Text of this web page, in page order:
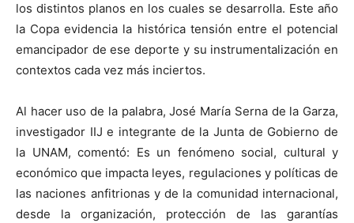
los distintos planos en los cuales se desarrolla. Este año
la Copa evidencia la histórica tensión entre el potencial
emancipador de ese deporte y su instrumentalización en
contextos cada vez más inciertos.
Al hacer uso de la palabra, José María Serna de la Garza,
investigador IIJ e integrante de la Junta de Gobierno de
la UNAM, comentó: Es un fenómeno social, cultural y
económico que impacta leyes, regulaciones y políticas de
las naciones anfitrionas y de la comunidad internacional,
desde la organización, protección de las garantías